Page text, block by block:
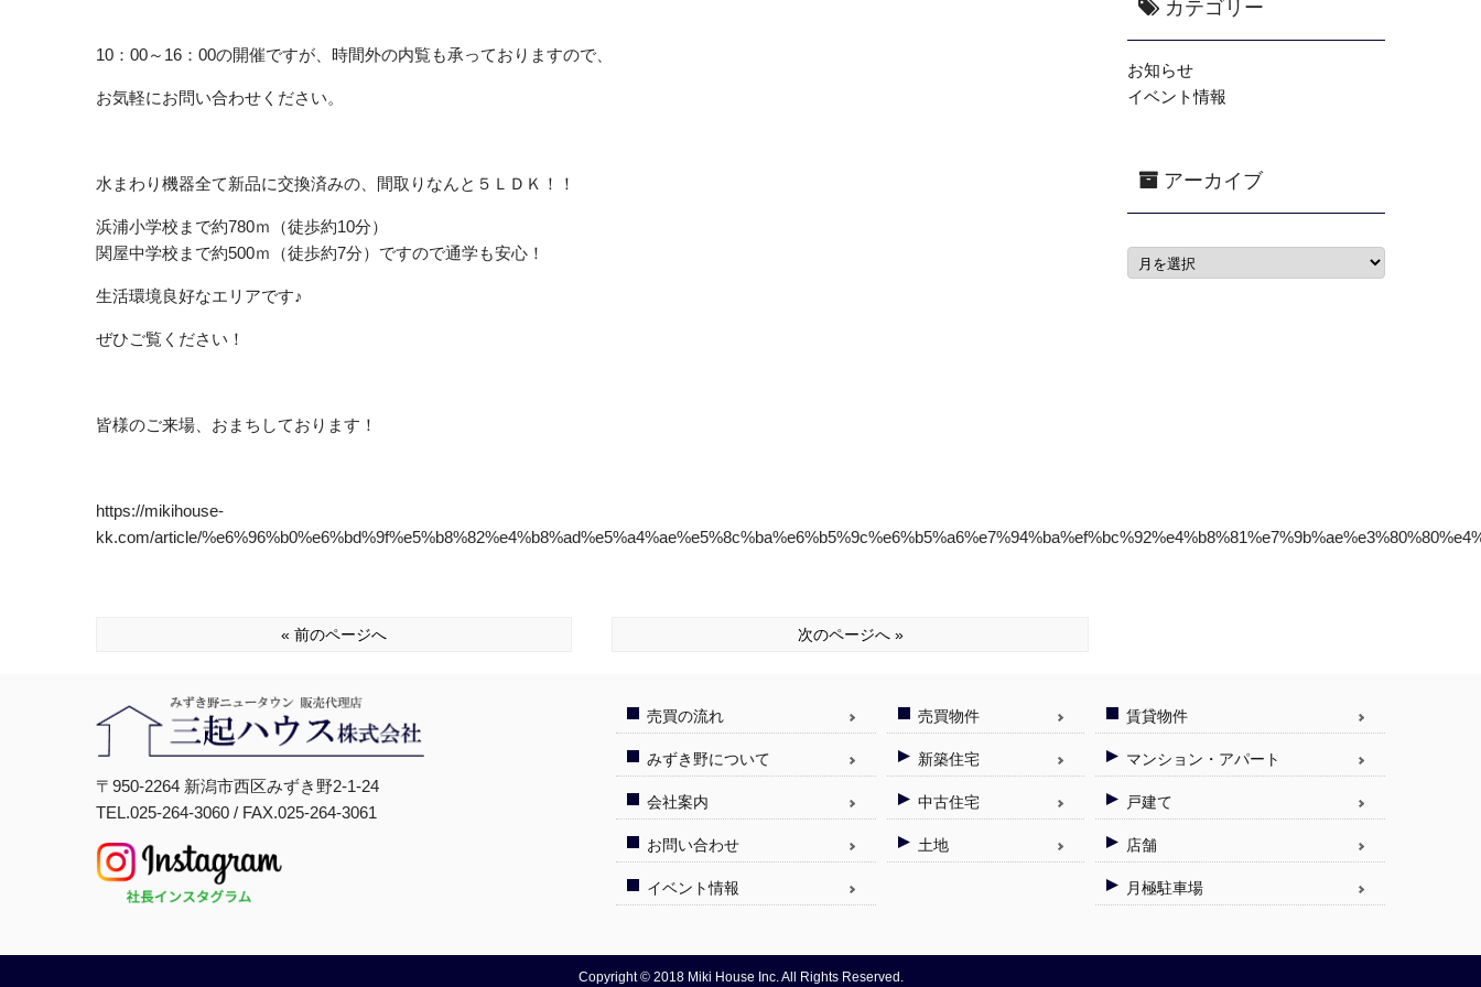
10：00～16：00の開催ですが、時間外の内覧も承っておりますので、
お気軽にお問い合わせください。
水まわり機器全て新品に交換済みの、間取りなんと５ＬＤＫ！！
浜浦小学校まで約780ｍ（徒歩約10分）
関屋中学校まで約500ｍ（徒歩約7分）ですので通学も安心！
生活環境良好なエリアです♪
ぜひご覧ください！
皆様のご来場、おまちしております！
https://mikihouse-
kk.com/article/
« 前のページへ 次のページへ »
カテゴリー
お知らせ
イベント情報
アーカイブ
〒950-2264 新潟市西区みずき野2-1-24
TEL.025-264-3060 / FAX.025-264-3061
売買の流れ
みずき野について
会社案内
お問い合わせ
イベント情報
売買物件
新築住宅
中古住宅
土地
賃貸物件
マンション・アパート
戸建て
店舗
月極駐車場
Copyright © 2018 Miki House Inc. All Rights Reserved.